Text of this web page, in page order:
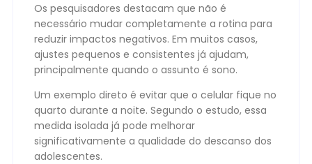
Os pesquisadores destacam que não é
necessário mudar completamente a rotina para
reduzir impactos negativos. Em muitos casos,
ajustes pequenos e consistentes já ajudam,
principalmente quando o assunto é sono.
Um exemplo direto é evitar que o celular fique no
quarto durante a noite. Segundo o estudo, essa
medida isolada já pode melhorar
significativamente a qualidade do descanso dos
adolescentes.